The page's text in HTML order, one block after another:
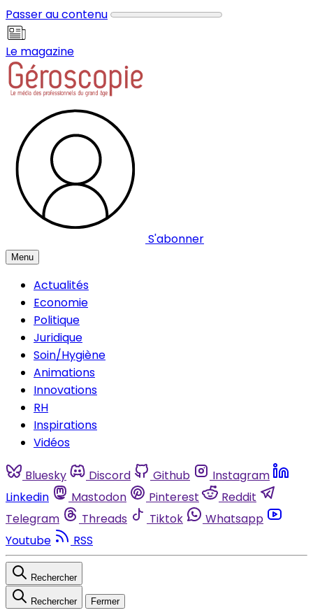
Passer au contenu
Le magazine
S'abonner
Menu
Actualités
Economie
Politique
Juridique
Soin/Hygiène
Animations
Innovations
RH
Inspirations
Vidéos
Bluesky Discord Github
Instagram
Linkedin
Mastodon Pinterest
Reddit
Telegram
Threads Tiktok
Whatsapp
Youtube
RSS
Rechercher
Rechercher Fermer
Panneau de gestion des cookies